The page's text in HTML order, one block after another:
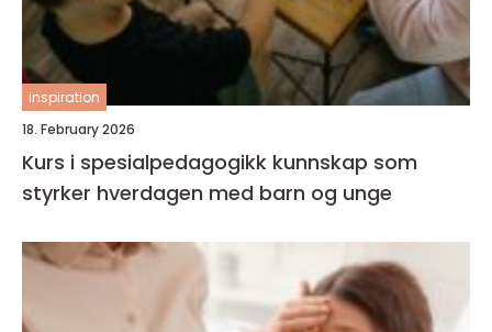
inspiration
18. February 2026
Kurs i spesialpedagogikk kunnskap som
styrker hverdagen med barn og unge